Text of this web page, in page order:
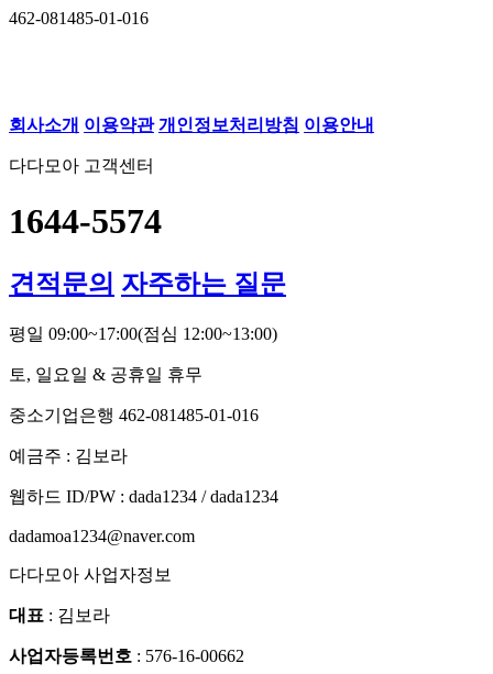
462-081485-01-016
회사소개 이용약관 개인정보처리방침 이용안내
다다모아 고객센터
1644-5574
견적문의 자주하는 질문
평일 09:00~17:00(점심 12:00~13:00)
토, 일요일 & 공휴일 휴무
중소기업은행 462-081485-01-016
예금주 : 김보라
웹하드 ID/PW : dada1234 / dada1234
dadamoa1234@naver.com
다다모아 사업자정보
대표 : 김보라
사업자등록번호 : 576-16-00662